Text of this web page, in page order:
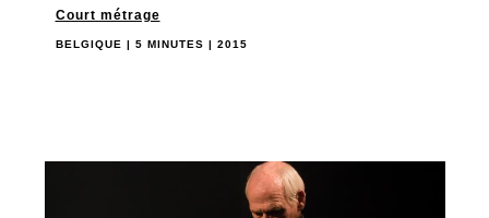
Court métrage
BELGIQUE | 5 MINUTES | 2015